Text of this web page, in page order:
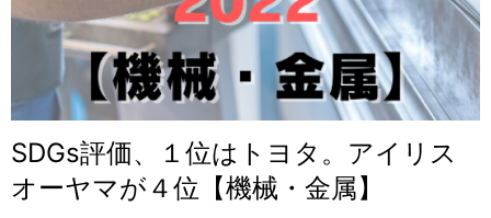
SDGs評価、１位はトヨタ。アイリス
オーヤマが４位【機械・金属】